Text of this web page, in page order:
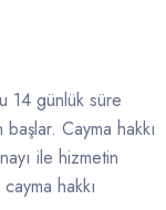
14 günlük süre
Cayma hakkı
ile hizmetin
hakkı